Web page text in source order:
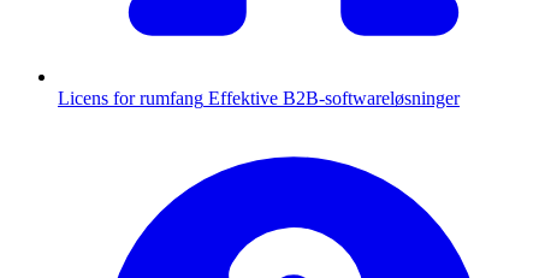
Licens for rumfang Effektive B2B-softwareløsninger